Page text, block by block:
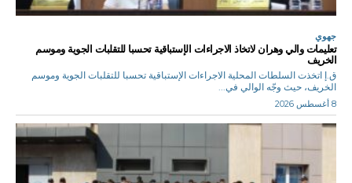
جهوي
تعليمات والي وهران لاتخاذ الاجراءات الإستباقية تحسبا للتقلبات الجوية وموسم
الخريف
ق.إ اتخذت السلطات المحلية الاجراءات الإستباقية تحسبا للتقلبات الجوية وموسم
الخريف، حيث وجّه الوالي في...
8 أغسطس 2026